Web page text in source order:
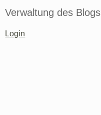
Verwaltung des Blogs
Login